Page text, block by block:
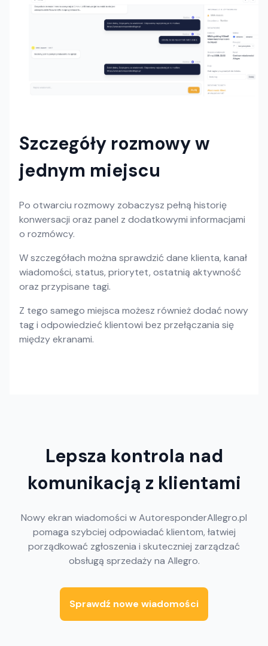
Szczegóły rozmowy w
jednym miejscu
Po otwarciu rozmowy zobaczysz pełną historię
konwersacji oraz panel z dodatkowymi informacjami
o rozmówcy.
W szczegółach można sprawdzić dane klienta, kanał
wiadomości, status, priorytet, ostatnią aktywność
oraz przypisane tagi.
Z tego samego miejsca możesz również dodać nowy
tag i odpowiedzieć klientowi bez przełączania się
między ekranami.
Lepsza kontrola nad
komunikacją z klientami
Nowy ekran wiadomości w AutoresponderAllegro.pl
pomaga szybciej odpowiadać klientom, łatwiej
porządkować zgłoszenia i skuteczniej zarządzać
obsługą sprzedaży na Allegro.
Sprawdź nowe wiadomości